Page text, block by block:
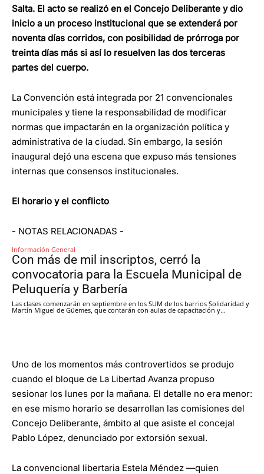
Salta. El acto se realizó en el Concejo Deliberante y dio
inicio a un proceso institucional que se extenderá por
noventa días corridos, con posibilidad de prórroga por
treinta días más si así lo resuelven las dos terceras
partes del cuerpo.
La Convención está integrada por 21 convencionales
municipales y tiene la responsabilidad de modificar
normas que impactarán en la organización política y
administrativa de la ciudad. Sin embargo, la sesión
inaugural dejó una escena que expuso más tensiones
internas que consensos institucionales.
El horario y el conflicto
- NOTAS RELACIONADAS -
Información General
Con más de mil inscriptos, cerró la
convocatoria para la Escuela Municipal de
Peluquería y Barbería
Las clases comenzarán en septiembre en los SUM de los barrios Solidaridad y
Martín Miguel de Güemes, que contarán con aulas de capacitación y...
Uno de los momentos más controvertidos se produjo
cuando el bloque de La Libertad Avanza propuso
sesionar los lunes por la mañana. El detalle no era menor:
en ese mismo horario se desarrollan las comisiones del
Concejo Deliberante, ámbito al que asiste el concejal
Pablo López, denunciado por extorsión sexual.
La convencional libertaria Estela Méndez —quien